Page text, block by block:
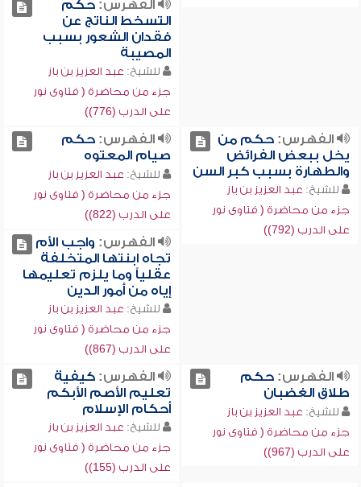
الفهرس:حكم
التسخط الناتج عن
فقدان الشعور بسبب
المصيبة
للشيخ: عبد العزيز بن باز
جزء من محاضرة ( فتاوى نور
على الدرب (776))
الفهرس:حكم من
يخل ببعض الفرائض
والطهارة بسبب كبر السن
للشيخ: عبد العزيز بن باز
جزء من محاضرة ( فتاوى نور
على الدرب (792))
الفهرس:حكم
صيام المعتوه
للشيخ: عبد العزيز بن باز
جزء من محاضرة ( فتاوى نور
على الدرب (822))
الفهرس: واجب الأم
تجاه ابنتها المتخلفة
عقلياً وما يلزم تعليمها
إياه من أمور الدين
للشيخ: عبد العزيز بن باز
جزء من محاضرة ( فتاوى نور
على الدرب (867))
الفهرس:حكم
طلاق الغضبان
للشيخ: عبد العزيز بن باز
جزء من محاضرة ( فتاوى نور
على الدرب (967))
الفهرس:كيفية
تعليم الأصم الأبكم
أحكام الإسلام
للشيخ: عبد العزيز بن باز
جزء من محاضرة ( فتاوى نور
على الدرب (155))